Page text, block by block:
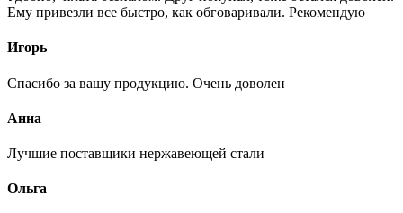
Ему привезли все быстро, как обговаривали. Рекомендую
Игорь
Спасибо за вашу продукцию. Очень доволен
Анна
Лучшие поставщики нержавеющей стали
Ольга